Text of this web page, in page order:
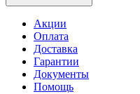
Акции
Оплата
Доставка
Гарантии
Документы
Помощь